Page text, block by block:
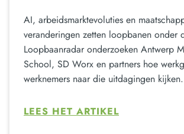
AI, arbeidsmarktevoluties en
veranderingen zetten loopbanen onder
Loopbaanradar onderzoeken Antwerp
School, SD Worx en partners hoe
werknemers naar die uitdagingen kijken.
LEES HET ARTIKEL